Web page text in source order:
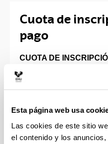
Esta página web usa
Las cookies de este sitio
el contenido y los
Cuota de
pago
CUOTA DE
USD (50.000 CLP)
(100.000 CLP)
MODO DE PAGO